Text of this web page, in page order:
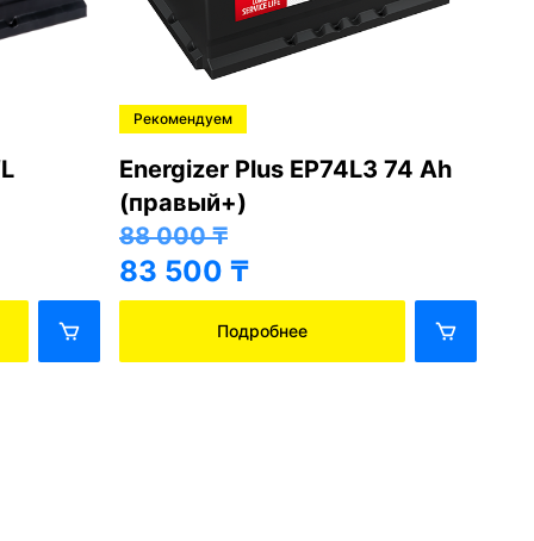
Рекомендуем
Energizer Plus EP74L3 74 Ah
(правый+)
88 000₸
83 500 ₸
Подробнее